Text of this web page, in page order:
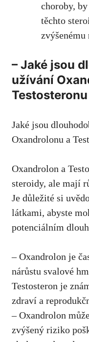
choroby,
těchto
– Jaké jsou
užívání
Jaké jsou
Oxandrolonu a
Oxandrolon a
steroidy, ale mají
Je důležité si
látkami, abyste
potenciálním
– Oxandrolon je
nárůstu svalové
Testosteron je
zdraví a
– Oxandrolon
zvýšený riziko